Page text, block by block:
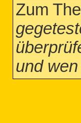
Zum
und